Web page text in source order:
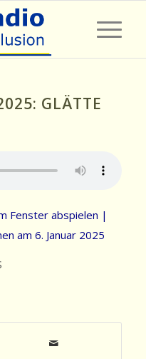
GLÄTTE
Fenster abspielen |
am 6. Januar 2025